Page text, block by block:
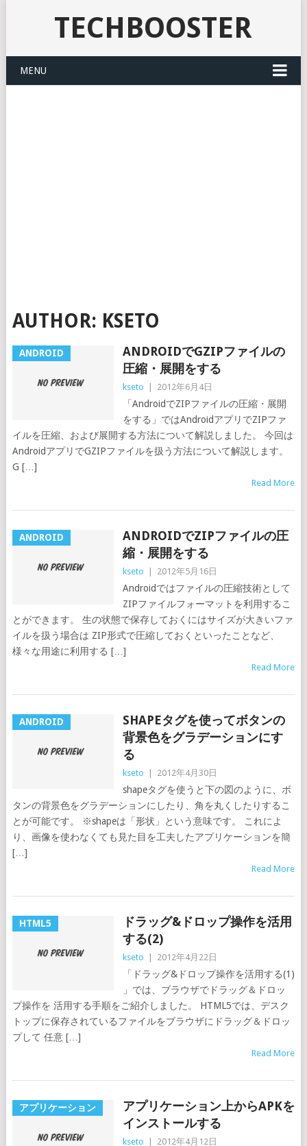
TECHBOOSTER
MENU
AUTHOR: KSETO
ANDROID
ANDROIDでGZIPファイルの
圧縮・展開をする
kseto 2012年6月4日
「AndroidでZIPファイルの圧縮・展開
をする」ではAndroidアプリでZIPファ
イルを圧縮、および展開する方法について解説しました。 今回は
AndroidアプリでGZIPファイルを扱う方法について解説します。
G […]
Read More
ANDROID
ANDROIDでZIPファイルの圧
縮・展開をする
kseto 2012年5月16日
Androidではファイルの圧縮技術として
ZIPファイルフォーマットを利用するこ
とができます。 生の状態で保存しておくにはサイズが大きいファ
イルを扱う場合は ZIP形式で圧縮しておくといったことなど、
様々な用途に利用する […]
Read More
ANDROID
SHAPEタグを使ってボタンの
背景色をグラデーションにす
る
kseto 2012年4月30日
shapeタグを使うと下の図のように、ボ
タンの背景色をグラデーションにしたり、角を丸くしたりするこ
とが可能です。 ※shapeは「形状」という意味です。 これによ
り、画像を使わなくても見た目を工夫したアプリケーションを簡
[…]
Read More
HTML5
ドラッグ&ドロップ操作を活用
する(2)
kseto 2012年4月22日
「ドラッグ&ドロップ操作を活用する(1)
」では、ブラウザでドラッグ＆ドロッ
プ操作を 活用する手順をご紹介しました。 HTML5では、デスク
トップに保存されているファイルをブラウザにドラッグ＆ドロッ
プして 任意 […]
Read More
アプリケーション
アプリケーション上からAPKを
インストールする
kseto 2012年4月12日